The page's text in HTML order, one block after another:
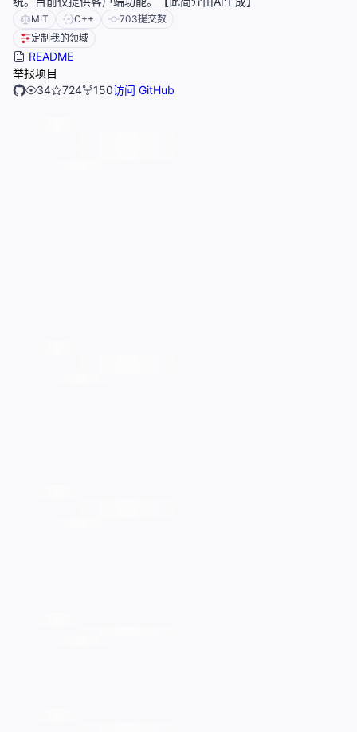
MIT C++ 703提交数
定制我的领域
README
举报项目
34
724 150访问 GitHub